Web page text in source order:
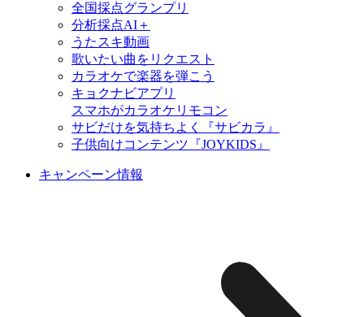
全国採点グランプリ
分析採点AI＋
うたスキ動画
歌いたい曲をリクエスト
カラオケで楽器を弾こう
キョクナビアプリ
スマホがカラオケリモコン
サビだけを気持ちよく『サビカラ』
子供向けコンテンツ『JOYKIDS』
キャンペーン情報